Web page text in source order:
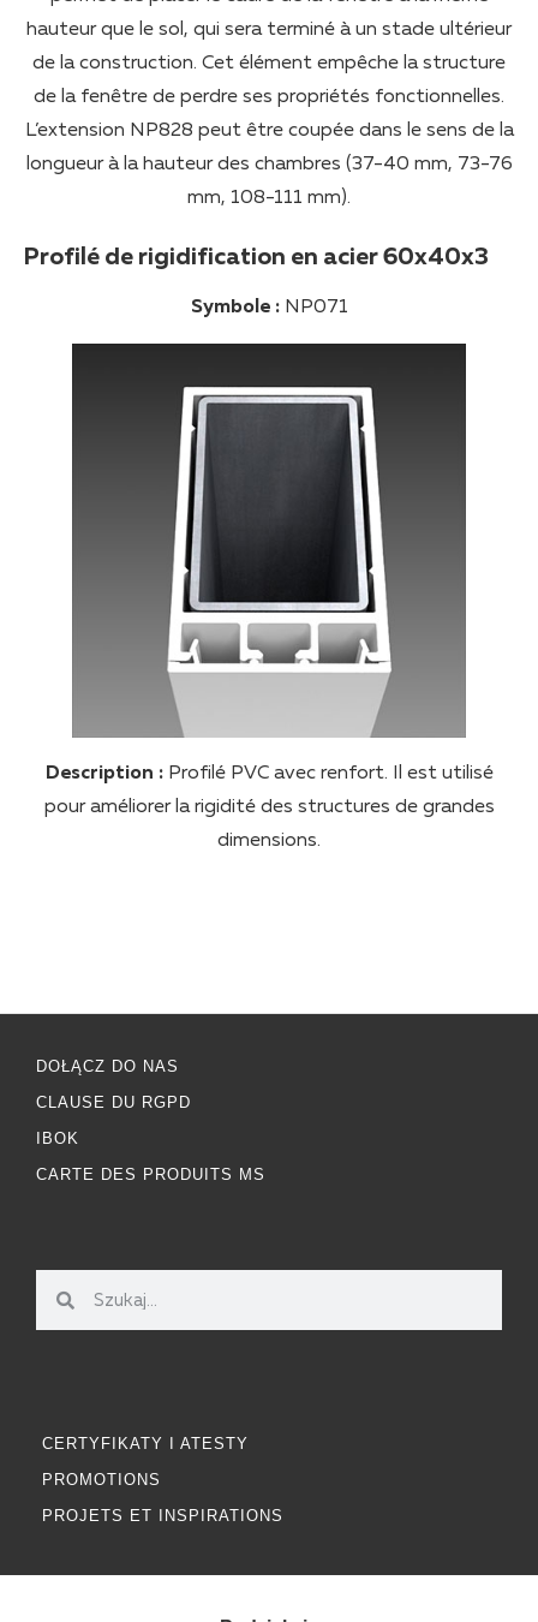
hauteur que le sol, qui sera terminé à un stade ultérieur
de la construction. Cet élément empêche la structure
de la fenêtre de perdre ses propriétés fonctionnelles.
L’extension NP828 peut être coupée dans le sens de la
longueur à la hauteur des chambres (37-40 mm, 73-76
mm, 108-111 mm).
Profilé de rigidification en acier 60x40x3
Symbole :NP071
Description :Profilé PVC avec renfort. Il est utilisé
pour améliorer la rigidité des structures de grandes
dimensions.
DOŁĄCZ DO NAS
CLAUSE DU RGPD
IBOK
CARTE DES PRODUITS MS
CERTYFIKATY I ATESTY
PROMOTIONS
PROJETS ET INSPIRATIONS